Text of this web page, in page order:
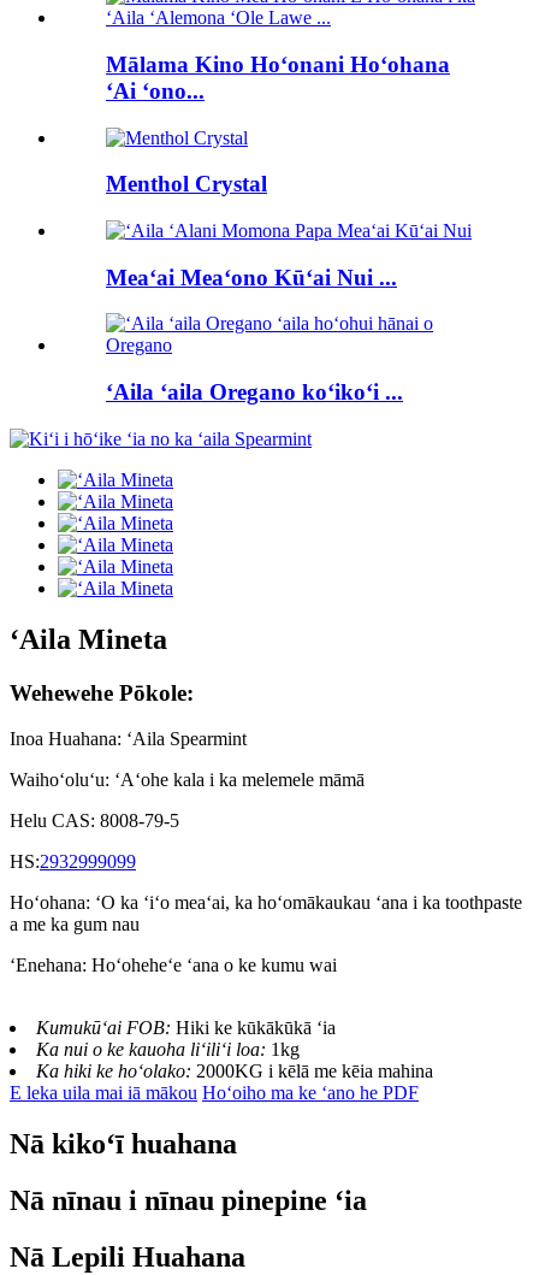
Mālama Kino Hoʻonani Hoʻohana
ʻAi ʻono...
Menthol Crystal
Meaʻai Meaʻono Kūʻai Nui ...
ʻAila ʻaila Oregano koʻikoʻi ...
ʻAila Mineta
Wehewehe Pōkole:
Inoa Huahana: ʻAila Spearmint
Waihoʻoluʻu: ʻAʻohe kala i ka melemele māmā
Helu CAS: 8008-79-5
HS:2932999099
Hoʻohana: ʻO ka ʻiʻo meaʻai, ka hoʻomākaukau ʻana i ka toothpaste
a me ka gum nau
ʻEnehana: Hoʻoheheʻe ʻana o ke kumu wai
Kumukūʻai FOB: Hiki ke kūkākūkā ʻia
Ka nui o ke kauoha liʻiliʻi loa: 1kg
Ka hiki ke hoʻolako: 2000KG i kēlā me kēia mahina
E leka uila mai iā mākou Hoʻoiho ma ke ʻano he PDF
Nā kikoʻī huahana
Nā nīnau i nīnau pinepine ʻia
Nā Lepili Huahana